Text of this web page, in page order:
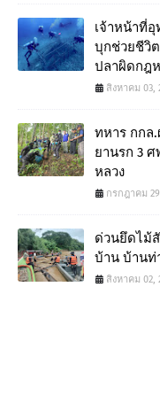
เจ้าหน้าที่
บุกช่วยชีวิ
ปลาผิดกฎ
สิงหาคม 03,
ทหาร กกล
ยานรก 3
หลวง
กรกฎาคม
ด่วนยึดไม้
บ้าน บ้านท่
สิงหาคม 02,